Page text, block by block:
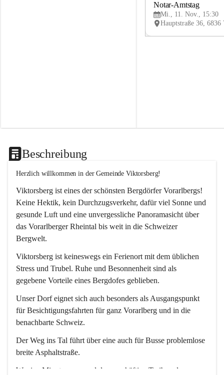
Notar-Amtstag
Mi., 11. Nov., 15:30
Beschreibung
Herzlich willkommen in der Gemeinde Viktorsberg!
Viktorsberg ist eines der schönsten Bergdörfer Vorarlbergs!
Keine Hektik, kein Durchzugsverkehr, dafür viel Sonne und
gesunde Luft und eine unvergessliche Panoramasicht über
das Vorarlberger Rheintal bis weit in die Schweizer
Bergwelt.
Viktorsberg ist keineswegs ein Ferienort mit dem üblichen
Stress und Trubel. Ruhe und Besonnenheit sind als
gegebene Vorteile eines Bergdofes geblieben.
Unser Dorf eignet sich auch besonders als Ausgangspunkt
für Besichtigungsfahrten für ganz Vorarlberg und in die
benachbarte Schweiz.
Der Weg ins Tal führt über eine auch für Busse problemlose
breite Asphaltstraße.
Wenige Minuten nur, und das geschäftige Treiben der